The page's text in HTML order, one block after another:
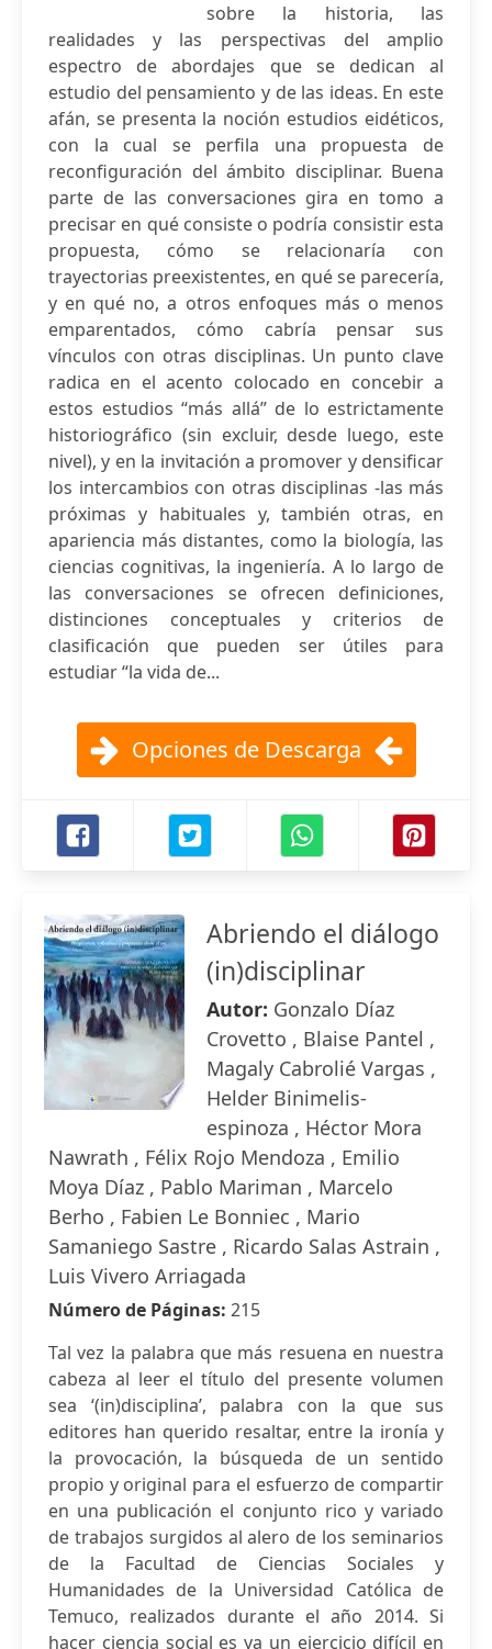
sobre la historia, las
realidades y las perspectivas del amplio
espectro de abordajes que se dedican al
estudio del pensamiento y de las ideas. En este
afán, se presenta la noción estudios eidéticos,
con la cual se perfila una propuesta de
reconfiguración del ámbito disciplinar. Buena
parte de las conversaciones gira en tomo a
precisar en qué consiste o podría consistir esta
propuesta, cómo se relacionaría con
trayectorias preexistentes, en qué se parecería,
y en qué no, a otros enfoques más o menos
emparentados, cómo cabría pensar sus
vínculos con otras disciplinas. Un punto clave
radica en el acento colocado en concebir a
estos estudios “más allá” de lo estrictamente
historiográfico (sin excluir, desde luego, este
nivel), y en la invitación a promover y densificar
los intercambios con otras disciplinas -las más
próximas y habituales y, también otras, en
apariencia más distantes, como la biología, las
ciencias cognitivas, la ingeniería. A lo largo de
las conversaciones se ofrecen definiciones,
distinciones conceptuales y criterios de
clasificación que pueden ser útiles para
estudiar “la vida de...
Opciones de Descarga
Abriendo el diálogo
(in)disciplinar
Autor: Gonzalo Díaz
Crovetto , Blaise Pantel ,
Magaly Cabrolié Vargas ,
Helder Binimelis-
espinoza , Héctor Mora
Nawrath , Félix Rojo Mendoza , Emilio
Moya Díaz , Pablo Mariman , Marcelo
Berho , Fabien Le Bonniec , Mario
Samaniego Sastre , Ricardo Salas Astrain ,
Luis Vivero Arriagada
Número de Páginas: 215
Tal vez la palabra que más resuena en nuestra
cabeza al leer el título del presente volu­men
sea ‘(in)disciplina’, palabra con la que sus
editores han querido resaltar, entre la ironía y
la provocación, la búsqueda de un sentido
propio y original para el esfuerzo de compartir
en una publicación el conjunto rico y variado
de trabajos surgidos al alero de los seminarios
de la Facultad de Ciencias Sociales y
Humanidades de la Universidad Católica de
Temuco, realizados durante el año 2014. Si
hacer ciencia social es ya un ejercicio difícil en